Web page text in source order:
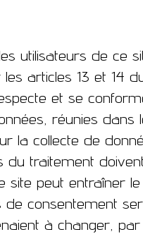
utilisateurs de ce
articles 13 et 14
et se
réunies dans
la collecte de
traitement
site peut entraîner
consentement
à changer,